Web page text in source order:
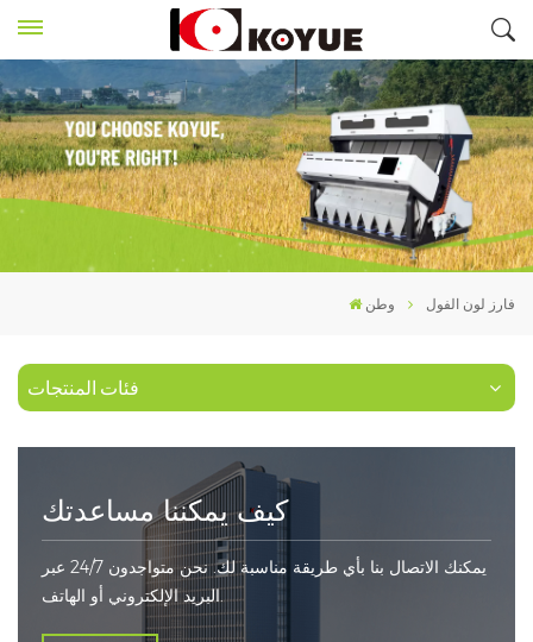
وطن فارز لون الفول
فئات المنتجات
كيف يمكننا مساعدتك
يمكنك الاتصال بنا بأي طريقة مناسبة لك. نحن متواجدون 24/7 عبر
البريد الإلكتروني أو الهاتف.